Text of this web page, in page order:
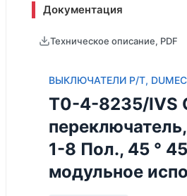
Документация
Техническое описание, PDF
ВЫКЛЮЧАТЕЛИ P/T,
T0-4-8235/IVS
1-8 Пол., 45 °
модульное